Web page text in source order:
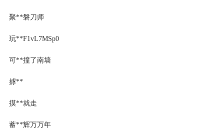
聚**磐刀师
玩**F1vL7MSp0
可**撞了南墙
摢**
摸**就走
蓄**辉万万年